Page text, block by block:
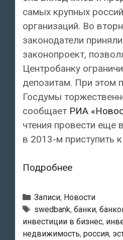
самых крупных
организаций. Во
законодатели
законопроект,
Центробанку
депозитам. При этом
Госдумы
сообщает РИА
чтения провести еще
в 2013-м приступить
ПодробнееРоссийский
будет
Рубрики
Записи, Новости
Метки
swedbank, банки,
инвестиции в бизнес,
недвижимость, россия,